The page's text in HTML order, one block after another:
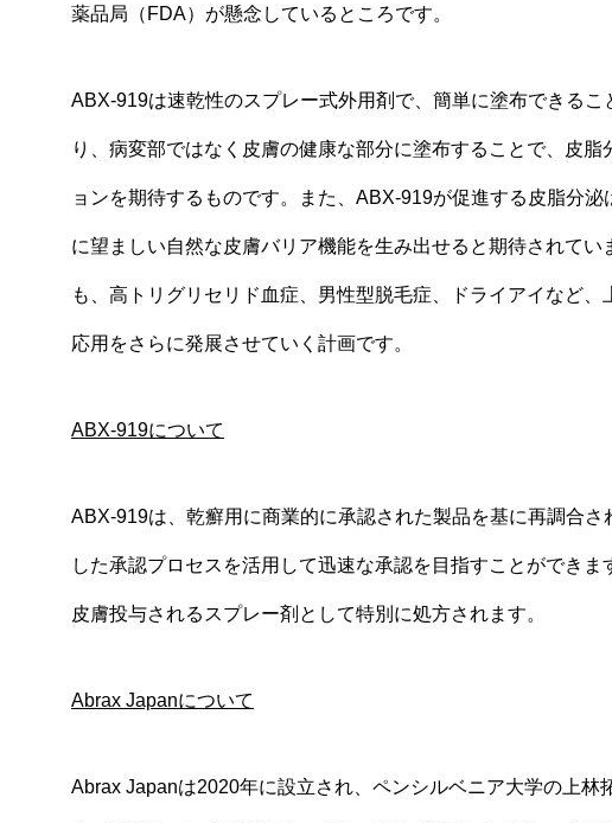
薬品局（FDA）が懸念しているところです。
ABX-919は速乾性のスプレー式外用剤で、簡単に塗布できる
り、病変部ではなく皮膚の健康な部分に塗布することで、皮
ョンを期待するものです。また、ABX-919が促進する皮脂分
に望ましい自然な皮膚バリア機能を生み出せると期待されて
も、高トリグリセリド血症、男性型脱毛症、ドライアイなど
応用をさらに発展させていく計画です。
ABX-919について
ABX-919は、乾癬用に商業的に承認された製品を基に再調合
した承認プロセスを活用して迅速な承認を目指すことができ
皮膚投与されるスプレー剤として特別に処方されます。
Abrax Japanについて
Abrax Japanは2020年に設立され、ペンシルベニア大学の上林